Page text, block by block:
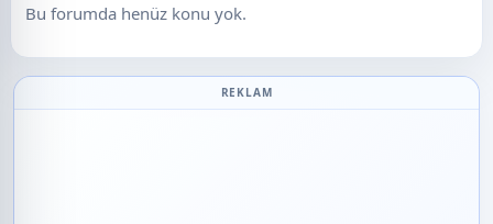
Bu forumda henüz konu yok.
REKLAM